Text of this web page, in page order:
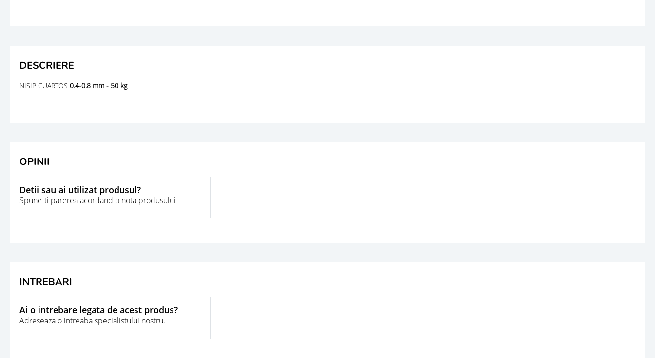
DESCRIERE
NISIP CUARTOS 0.4-0.8 mm - 50 kg
OPINII
Detii sau ai utilizat produsul?
Spune-ti parerea acordand o nota produsului
INTREBARI
Ai o intrebare legata de acest produs?
Adreseaza o intreaba specialistului nostru.